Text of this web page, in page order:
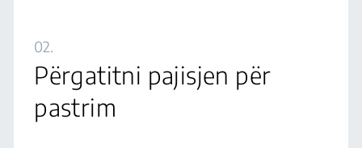
02.
Përgatitni pajisjen për
pastrim